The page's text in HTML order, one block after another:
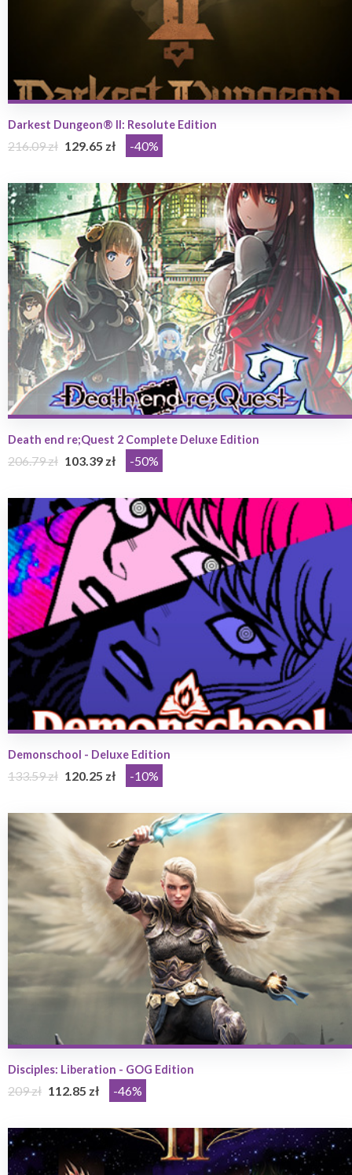
Darkest Dungeon® II: Resolute Edition
216.09 zł 129.65 zł -40%
Death end re;Quest 2 Complete Deluxe Edition
206.79 zł 103.39 zł -50%
Demonschool - Deluxe Edition
133.59 zł 120.25 zł -10%
Disciples: Liberation - GOG Edition
209 zł 112.85 zł -46%